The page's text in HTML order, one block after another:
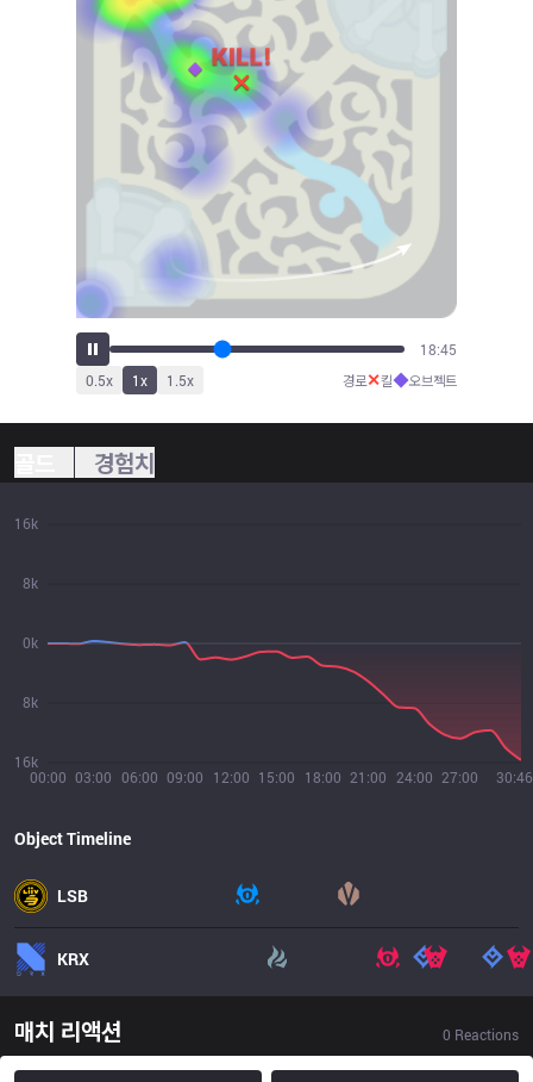
20:57
0.5x 1x 1.5x 경로✕킬◆오브젝트
경험치
00:00 03:00 06:00 09:00 12:00 15:00 18:00 21:00 24:00 27:00 30:46
16k
8k
0k
8k
16k
Object Timeline
LSB
KRX
매치 리액션 0 Reactions